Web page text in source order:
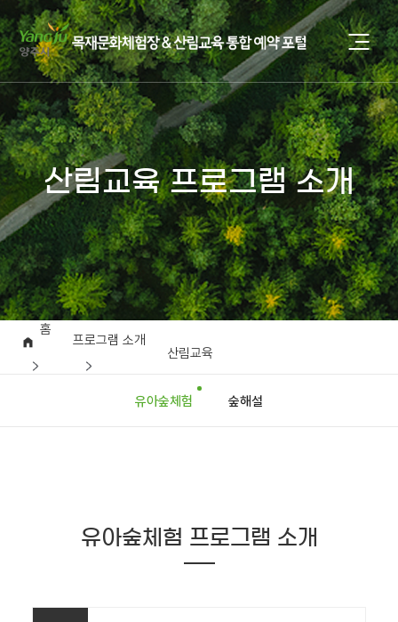
산림교육 프로그램 소개
홈
프로그램 소개
산림교육
유아숲체험 숲해설
유아숲체험 프로그램 소개